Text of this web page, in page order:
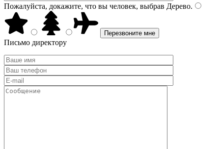
Пожалуйста, докажите, что вы человек, выбрав Дерево.
Письмо директору